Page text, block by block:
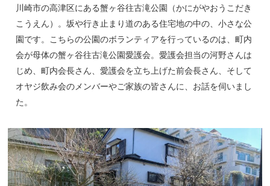
川崎市の高津区にある蟹ヶ谷往古滝公園（かにがやおうこだき
こうえん）。坂や行き止まり道のある住宅地の中の、小さな公
園です。こちらの公園のボランティアを行っているのは、町内
会が母体の蟹ヶ谷往古滝公園愛護会。愛護会担当の河野さんは
じめ、町内会長さん、愛護会を立ち上げた前会長さん、そして
オヤジ飲み会のメンバーやご家族の皆さんに、お話を伺いまし
た。